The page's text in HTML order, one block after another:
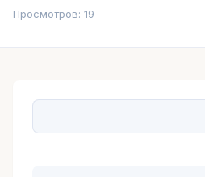
Просмотров: 19